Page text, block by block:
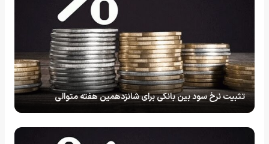
تثبیت نرخ سود بین بانکی برای شانزدهمین هفته متوالی